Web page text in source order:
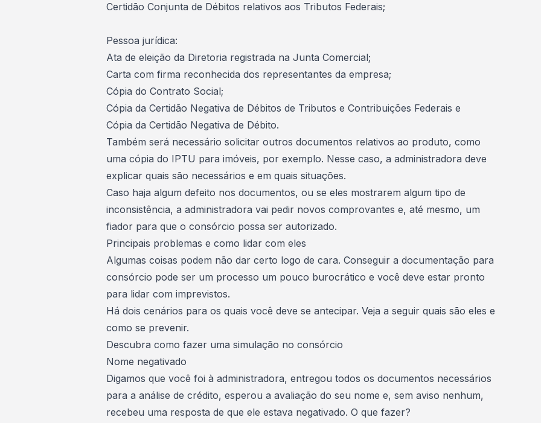
Certidão Conjunta de Débitos relativos aos Tributos Federais;
Pessoa jurídica:
Ata de eleição da Diretoria registrada na Junta Comercial;
Carta com firma reconhecida dos representantes da empresa;
Cópia do Contrato Social;
Cópia da Certidão Negativa de Débitos de Tributos e Contribuições Federais e
Cópia da Certidão Negativa de Débito.
Também será necessário solicitar outros documentos relativos ao produto, como
uma cópia do IPTU para imóveis, por exemplo. Nesse caso, a administradora deve
explicar quais são necessários e em quais situações.
Caso haja algum defeito nos documentos, ou se eles mostrarem algum tipo de
inconsistência, a administradora vai pedir novos comprovantes e, até mesmo, um
fiador para que o consórcio possa ser autorizado.
Principais problemas e como lidar com eles
Algumas coisas podem não dar certo logo de cara. Conseguir a documentação para
consórcio pode ser um processo um pouco burocrático e você deve estar pronto
para lidar com imprevistos.
Há dois cenários para os quais você deve se antecipar. Veja a seguir quais são eles e
como se prevenir.
Descubra como fazer uma simulação no consórcio
Nome negativado
Digamos que você foi à administradora, entregou todos os documentos necessários
para a análise de crédito, esperou a avaliação do seu nome e, sem aviso nenhum,
recebeu uma resposta de que ele estava negativado. O que fazer?